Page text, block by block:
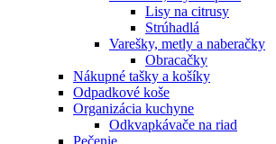
Lisy na citrusy
Strúhadlá
Varešky, metly a naberačky
Obracačky
Nákupné tašky a košíky
Odpadkové koše
Organizácia kuchyne
Odkvapkávače na riad
Pečenie